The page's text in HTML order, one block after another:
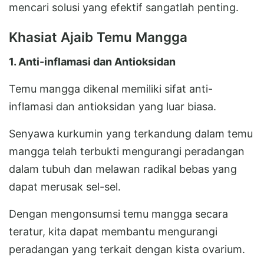
mencari solusi yang efektif sangatlah penting.
Khasiat Ajaib Temu Mangga
1. Anti-inflamasi dan Antioksidan
Temu mangga dikenal memiliki sifat anti-
inflamasi dan antioksidan yang luar biasa.
Senyawa kurkumin yang terkandung dalam temu
mangga telah terbukti mengurangi peradangan
dalam tubuh dan melawan radikal bebas yang
dapat merusak sel-sel.
Dengan mengonsumsi temu mangga secara
teratur, kita dapat membantu mengurangi
peradangan yang terkait dengan kista ovarium.